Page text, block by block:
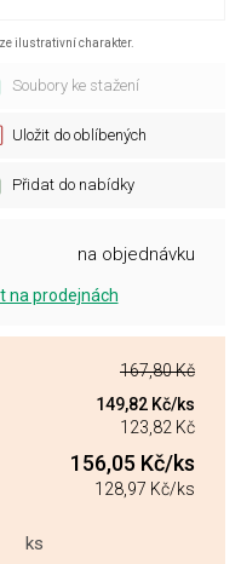
ilustrativní charakter.
Soubory ke stažení
Uložit do oblíbených
Přidat do nabídky
na objednávku
na prodejnách
167,80 Kč
149,82 Kč/ks
123,82 Kč
156,05 Kč/ks
128,97 Kč/ks
ks